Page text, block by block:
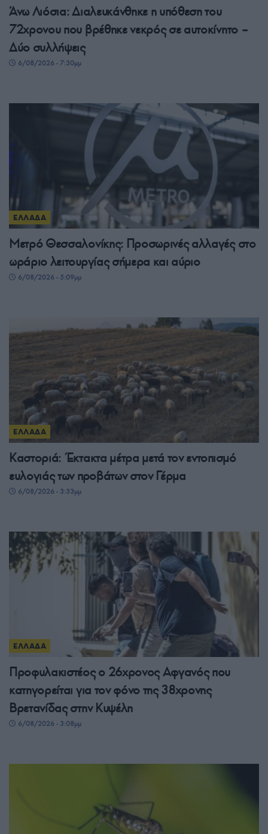
Άνω Λιόσια: Διαλευκάνθηκε η υπόθεση του
72χρονου που βρέθηκε νεκρός σε αυτοκίνητο –
Δύο συλλήψεις
6/08/2026 - 7:30μμ
ΕΛΛΑΔΑ
Μετρό Θεσσαλονίκης: Προσωρινές αλλαγές στο
ωράριο λειτουργίας σήμερα και αύριο
6/08/2026 - 5:09μμ
ΕΛΛΑΔΑ
Καστοριά: Έκτακτα μέτρα μετά τον εντοπισμό
ευλογιάς των προβάτων στον Γέρμα
6/08/2026 - 3:33μμ
ΕΛΛΑΔΑ
Προφυλακιστέος ο 26χρονος Αφγανός που
κατηγορείται για τον φόνο της 38χρονης
Βρετανίδας στην Κυψέλη
6/08/2026 - 3:08μμ